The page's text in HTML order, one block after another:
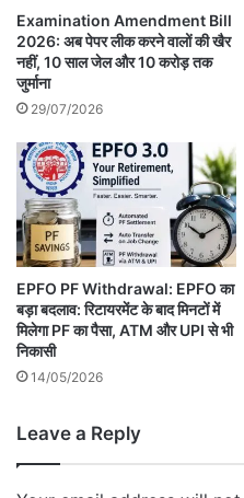
Examination Amendment Bill
2026: अब पेपर लीक करने वालों की खैर
नहीं, 10 साल जेल और 10 करोड़ तक
जुर्माना
29/07/2026
EPFO PF Withdrawal: EPFO का
बड़ा बदलाव: रिटायरमेंट के बाद मिनटों में
मिलेगा PF का पैसा, ATM और UPI से भी
निकासी
14/05/2026
Leave a Reply